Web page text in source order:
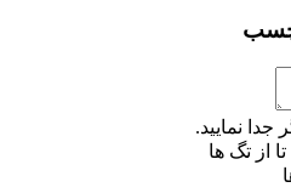
جدا نمایید.
از تگ ها